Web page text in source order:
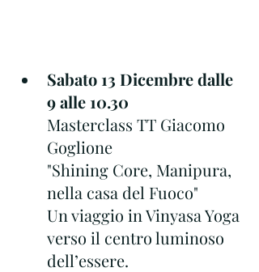
Sabato 13 Dicembre dalle
9 alle 10.30
Masterclass TT Giacomo
Goglione
"Shining Core, Manipura,
nella casa del Fuoco"
Un viaggio in Vinyasa Yoga
verso il centro luminoso
dell’essere.